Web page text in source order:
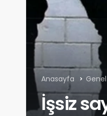
Anasayfa Genel
İşsiz